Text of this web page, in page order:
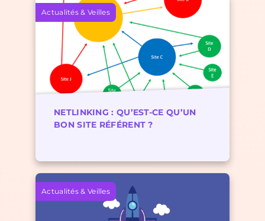
Actualités & Veilles
NETLINKING : QU’EST-CE QU’UN
BON SITE RÉFÉRENT ?
Actualités & Veilles